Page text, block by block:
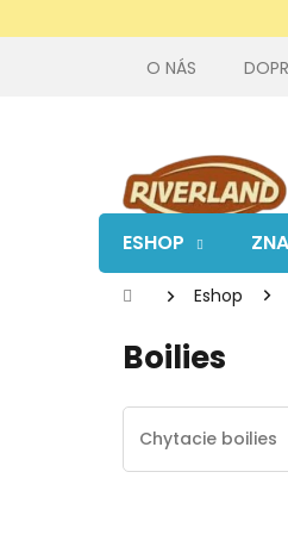
na
O NÁS
ESHOP
DomovEshop
Boilies
Chytacie boilies